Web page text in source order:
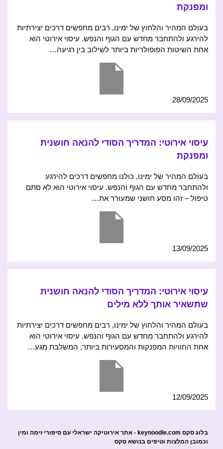
ומפנקת
בעולם המהיר והלחוץ של ימינו, רבים מחפשים דרכים יצירתיות
להירגע ולהתחבר מחדש עם הגוף והנפש. עיסוי אירוטי הוא
אחת השיטות הפופולריות ביותר לשילוב בין רגיעה…
28/09/2025
עיסוי אירוטי: המדריך הסודי להנאה חושנית
ומפנקת
בעולם המהיר של ימינו, כולנו מחפשים דרכים להירגע
ולהתחבר מחדש עם הגוף והנפש. עיסוי אירוטי הוא לא סתם
טיפול – זהו מסע חושני שמעורר את…
13/09/2025
עיסוי אירוטי: המדריך הסודי להנאה חושנית
שתשאיר אותך ללא מילים
בעולם המהיר והלחוץ של ימינו, רבים מחפשים דרכים יצירתיות
להירגע ולהתחבר מחדש עם הגוף והנפש. עיסוי אירוטי הוא
אחת החוויות המפנקות והמסעירות ביותר, המשלבת מגע…
12/09/2025
בלוג סקס keynoodle.com - אתר אירוטיקה ישראלי עם סיפורי זימה ומין
וכמובן המלצות וטיפים בנושא סקס